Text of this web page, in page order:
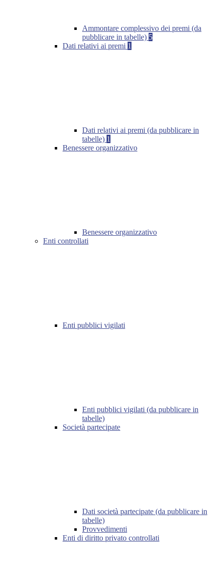
Ammontare complessivo dei premi (da
pubblicare in tabelle) 5
Dati relativi ai premi 1
Dati relativi ai premi (da pubblicare in
tabelle) 1
Benessere organizzativo
Benessere organizzativo
Enti controllati
Enti pubblici vigilati
Enti pubblici vigilati (da pubblicare in
tabelle)
Società partecipate
Dati società partecipate (da pubblicare in
tabelle)
Provvedimenti
Enti di diritto privato controllati